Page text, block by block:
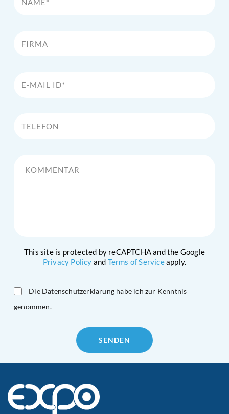
This site is protected by reCAPTCHA and the Google
Privacy Policy and Terms of Serviceapply.
Die Datenschutzerklärung habe ich zur Kenntnis
genommen.
empty.